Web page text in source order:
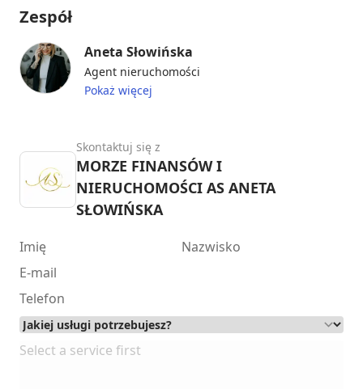
Zespół
Aneta Słowińska
Agent nieruchomości
Pokaż więcej
Skontaktuj się z
MORZE FINANSÓW I
NIERUCHOMOŚCI AS ANETA
SŁOWIŃSKA